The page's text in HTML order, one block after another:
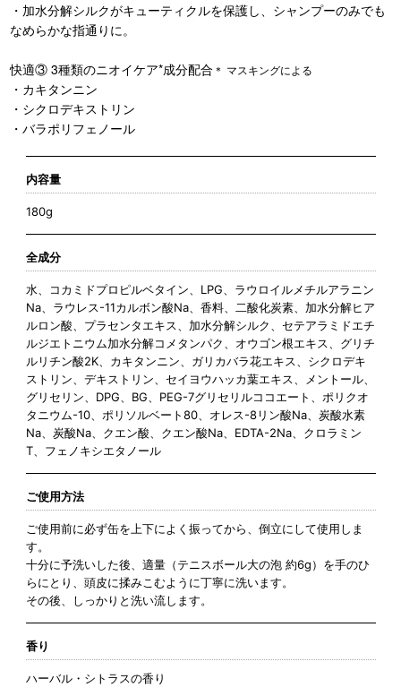
・加水分解シルクがキューティクルを保護し、シャンプーのみでも
なめらかな指通りに。
快適③ 3種類のニオイケア*成分配合 ＊ マスキングによる
・カキタンニン
・シクロデキストリン
・バラポリフェノール
内容量
180g
全成分
水、コカミドプロピルベタイン、LPG、ラウロイルメチルアラニン
Na、ラウレス-11カルボン酸Na、香料、二酸化炭素、加水分解ヒア
ルロン酸、プラセンタエキス、加水分解シルク、セテアラミドエチ
ルジエトニウム加水分解コメタンパク、オウゴン根エキス、グリチ
ルリチン酸2K、カキタンニン、ガリカバラ花エキス、シクロデキ
ストリン、デキストリン、セイヨウハッカ葉エキス、メントール、
グリセリン、DPG、BG、PEG-7グリセリルココエート、ポリクオ
タニウム-10、ポリソルベート80、オレス-8リン酸Na、炭酸水素
Na、炭酸Na、クエン酸、クエン酸Na、EDTA-2Na、クロラミン
T、フェノキシエタノール
ご使用方法
ご使用前に必ず缶を上下によく振ってから、倒立にして使用しま
す。
十分に予洗いした後、適量（テニスボール大の泡 約6g）を手のひ
らにとり、頭皮に揉みこむように丁寧に洗います。
その後、しっかりと洗い流します。
香り
ハーバル・シトラスの香り